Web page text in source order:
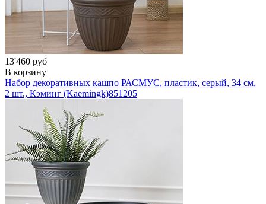
13'460 руб
В корзину
Набор декоративных кашпо РАСМУС, пластик, серый, 34 см,
2 шт., Кэминг (Kaemingk)851205